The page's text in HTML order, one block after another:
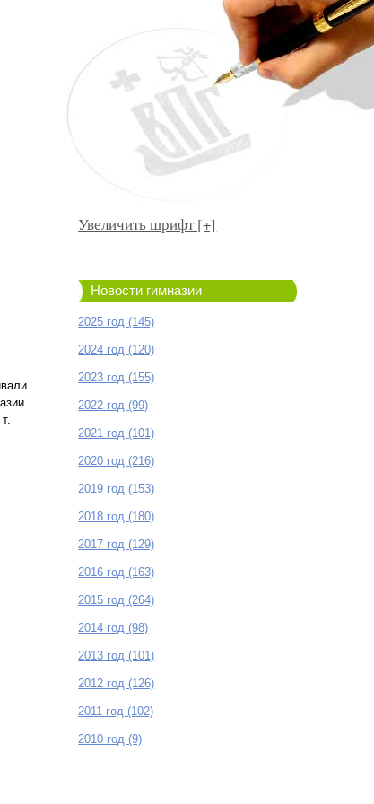
Увеличить шрифт [+]
Новости гимназии
2025 год (145)
2024 год (120)
2023 год (155)
2022 год (99)
2021 год (101)
2020 год (216)
2019 год (153)
2018 год (180)
2017 год (129)
2016 год (163)
2015 год (264)
2014 год (98)
2013 год (101)
2012 год (126)
2011 год (102)
2010 год (9)